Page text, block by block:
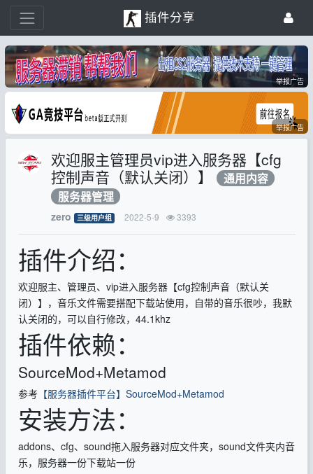
插件分享
举报广告
举报广告
欢迎服主管理员vip进入服务器【cfg
控制声音（默认关闭）】 通用内容
服务器管理
zero 三级用户组 2022-5-9 3393
插件介绍：
欢迎服主、管理员、vip进入服务器【cfg控制声音（默认关
闭）】，音乐文件需要搭配下载站使用，自带的音乐很吵，我默
认关闭的，可以自行修改，44.1khz
插件依赖：
SourceMod+Metamod
参考【服务器插件平台】SourceMod+Metamod
安装方法：
addons、cfg、sound拖入服务器对应文件夹，sound文件夹内音
乐，服务器一份下载站一份